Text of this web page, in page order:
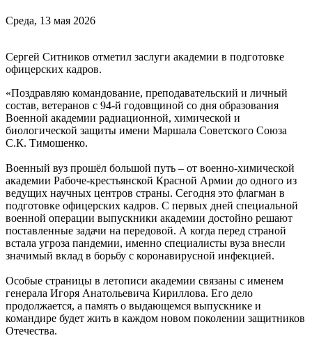
Среда, 13 мая 2026
Сергей Ситников отметил заслуги академии в подготовке
офицерских кадров.
«Поздравляю командование, преподавательский и личный
состав, ветеранов с 94-й годовщиной со дня образования
Военной академии радиационной, химической и
биологической защиты имени Маршала Советского Союза
С.К. Тимошенко.
Военный вуз прошёл большой путь – от военно-химической
академии Рабоче-крестьянской Красной Армии до одного из
ведущих научных центров страны. Сегодня это флагман в
подготовке офицерских кадров. С первых дней специальной
военной операции выпускники академии достойно решают
поставленные задачи на передовой. А когда перед страной
встала угроза пандемии, именно специалисты вуза внесли
значимый вклад в борьбу с коронавирусной инфекцией.
Особые страницы в летописи академии связаны с именем
генерала Игоря Анатольевича Кириллова. Его дело
продолжается, а память о выдающемся выпускнике и
командире будет жить в каждом новом поколении защитников
Отечества.